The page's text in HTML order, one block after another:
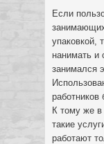
Если
упаковкой,
нанимать и
занимался
К тому же в
такие
работают